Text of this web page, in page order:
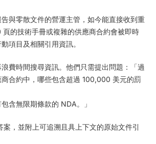
與零散文件的營運主管，如今能直接收到重
的技術手冊或複雜的供應商合約會被即時
項目及相關引用資訊。
費時間搜尋資訊。他們只需提出問題：「過
合約中，哪些包含超過 100,000 美元的罰
含無限期條款的 NDA。」
案，並附上可追溯且具上下文的原始文件引